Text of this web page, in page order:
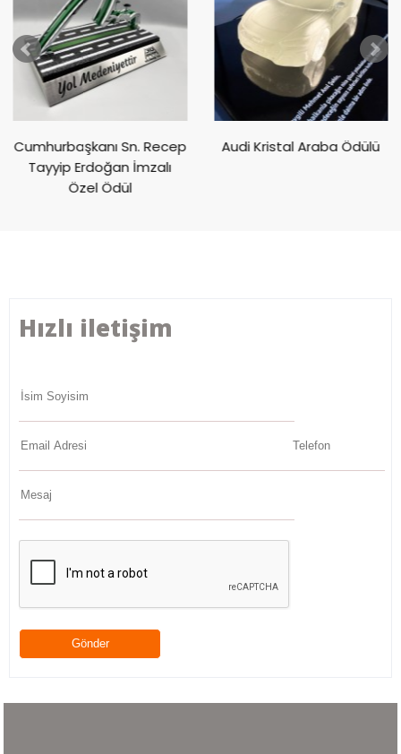
Cumhurbaşkanı Sn. Recep
Tayyip Erdoğan İmzalı
Özel Ödül
Audi Kristal Araba Ödülü
Hızlı iletişim